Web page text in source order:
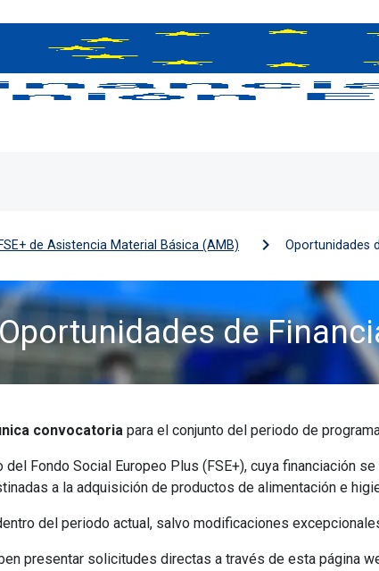
de Asistencia Material Básica (AMB) Oportunidades
de
convocatoria para el conjunto del periodo de
Fondo Social Europeo Plus (FSE+), cuya financiación
a la adquisición de productos de alimentación e
del periodo actual, salvo modificaciones
presentar solicitudes directas a través de esta página